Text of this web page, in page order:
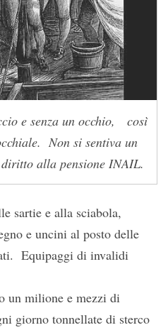
e senza un occhio, così
Non si sentiva un
alla pensione INAIL.
sartie e alla sciabola,
e uncini al posto delle
Equipaggi di invalidi
un milione e mezzi di
giorno tonnellate di sterco